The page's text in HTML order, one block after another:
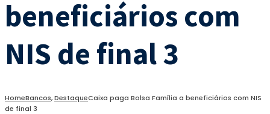
beneficiários com
NIS de final 3
HomeBancos,DestaqueCaixa paga Bolsa Família a beneficiários com NIS
de final 3